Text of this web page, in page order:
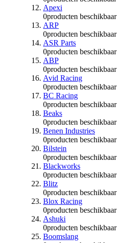
Apexi
0producten beschikbaar
ARP
0producten beschikbaar
ASR Parts
0producten beschikbaar
ABP
0producten beschikbaar
Avid Racing
0producten beschikbaar
BC Racing
0producten beschikbaar
Beaks
0producten beschikbaar
Benen Industries
0producten beschikbaar
Bilstein
0producten beschikbaar
Blackworks
0producten beschikbaar
Blitz
0producten beschikbaar
Blox Racing
0producten beschikbaar
Ashuki
0producten beschikbaar
Boomslang